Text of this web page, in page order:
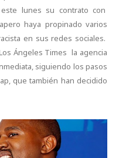
lunes su contrato con
haya propinado varios
en sus redes sociales.
Ángeles Times la agencia
siguiendo los pasos
que también han decidido